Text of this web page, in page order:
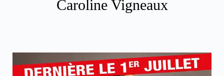
Caroline Vigneaux